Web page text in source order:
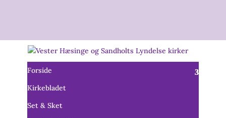
Forside
Kirkebladet
Set & Sket